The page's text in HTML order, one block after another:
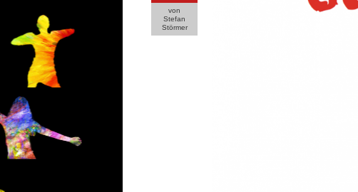
von
Stefan
Störmer